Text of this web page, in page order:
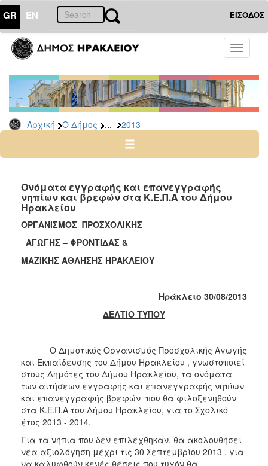
GR EN ΕΙΣΟΔΟΣ
Toggle
Αρχική Ο Δήμος ... 2013
ΔΗΜΟΣ
Δελτία
Τύπου
Αρχείο
2026
2024
2022
2021
2012
2011
2010
2006
Ονόματα εγγραφής και επανεγγραφής
νηπίων και βρεφών στα Κ.Ε.Π.Α του Δήμου
Ηρακλείου
ΟΡΓΑΝΙΣΜΟΣ ΠΡΟΣΧΟΛΙΚΗΣ
ΑΓΩΓΗΣ – ΦΡΟΝΤΙΔΑΣ &
ΜΑΖΙΚΗΣ ΑΘΛΗΣΗΣ ΗΡΑΚΛΕΙΟΥ
Ηράκλειο 30/08/2013
ΔΕΛΤΙΟ ΤΥΠΟΥ
Ο Δημοτικός Οργανισμός Προσχολικής Αγωγής
και Εκπαίδευσης του Δήμου Ηρακλείου , γνωστοποιεί
στους Δημότες του Δήμου Ηρακλείου, τα ονόματα
των αιτήσεων εγγραφής και επανεγγραφής νηπίων
και επανεγγραφής βρεφών που θα φιλοξενηθούν
στα Κ.Ε.Π.Α του Δήμου Ηρακλείου, για το Σχολικό
έτος 2013 - 2014.
Για τα νήπια που δεν επιλέχθηκαν, θα ακολουθήσει
νέα αξιολόγηση μέχρι τις 30 Σεπτεμβρίου 2013 , για
να καλυφθούν κενές θέσεις που τυχόν θα